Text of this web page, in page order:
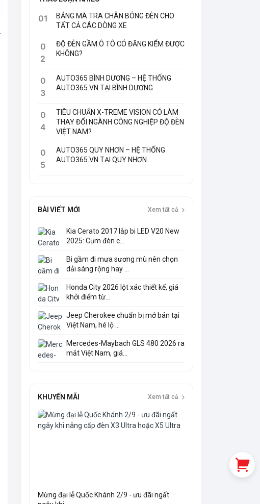
01
BẢNG MÃ TRA CHÂN BÓNG ĐÈN CHO
TẤT CẢ CÁC DÒNG XE
0
2
ĐỘ ĐÈN GẦM Ô TÔ CÓ ĐĂNG KIỂM ĐƯỢC
KHÔNG?
0
3
AUTO365 BÌNH DƯƠNG – HỆ THỐNG
AUTO365.VN TẠI BÌNH DƯƠNG
0
4
TIÊU CHUẨN X-TREME VISION CÓ LÀM
THAY ĐỔI NGÀNH CÔNG NGHIỆP ĐỘ ĐÈN
VIỆT NAM?
0
5
AUTO365 QUY NHƠN – HỆ THỐNG
AUTO365.VN TẠI QUY NHƠN
BÀI VIẾT MỚI Xem tất cả
Kia Cerato 2017 lắp bi LED V20 New
2025: Cụm đèn c...
Bi gầm đi mưa sương mù nên chọn
dải sáng rộng hay ...
Honda City 2026 lột xác thiết kế, giá
khởi điểm từ...
Jeep Cherokee chuẩn bị mở bán tại
Việt Nam, hé lộ ...
Mercedes-Maybach GLS 480 2026 ra
mắt Việt Nam, giá...
KHUYẾN MÃI Xem tất cả
Mừng đại lễ Quốc Khánh 2/9 - ưu đãi ngất